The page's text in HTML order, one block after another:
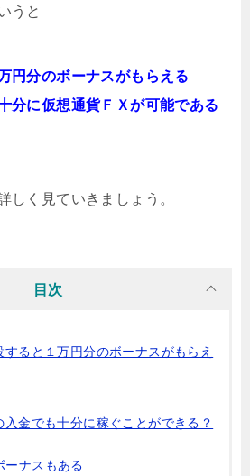
うと
円分のボーナスがもらえる
分に仮想通貨ＦＸが可能である
しく見ていきましょう。
目次
ると１万円分のボーナスがもらえ
金でも十分に稼ぐことができる？
ーナスもある